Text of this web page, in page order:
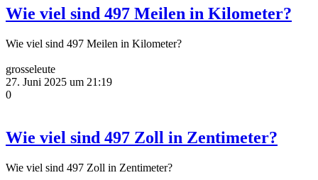
Wie viel sind 497 Meilen in Kilometer?
Wie viel sind 497 Meilen in Kilometer?
grosseleute
27. Juni 2025 um 21:19
0
Wie viel sind 497 Zoll in Zentimeter?
Wie viel sind 497 Zoll in Zentimeter?